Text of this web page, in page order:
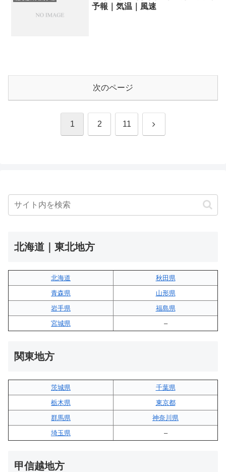
予報｜気温｜風速
次のページ
1 2 11 次
北海道｜東北地方
北海道
秋田県
青森県
山形県
岩手県
福島県
宮城県
–
関東地方
茨城県
千葉県
栃木県
東京都
群馬県
神奈川県
埼玉県
–
甲信越地方